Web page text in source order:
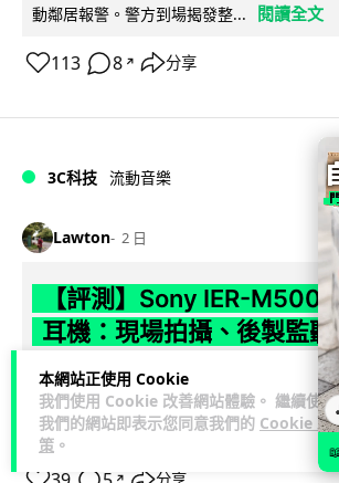
本網站正使用 Cookie
我們使用 Cookie 改善網站體驗。 繼續使用
我們的網站即表示您同意我們的 Cookie 政
策 。
動鄰居報警。警方到場揭發整...
閱讀全文
113 8 ↗ 分享
3C科技 流動音樂
Lawton 2 日
【評測】Sony IER-M500
耳機：現場拍攝、後製監
談到專業混音專用的聲音監聽耳機，Sony
MDR-M1 專業錄音室耳機都為人熟悉。而
意影像製作... 閱讀全文
↗